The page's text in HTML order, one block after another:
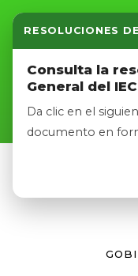
RESOLUCIONES
Consulta la
General del
Da clic en el
documento en
Inicio